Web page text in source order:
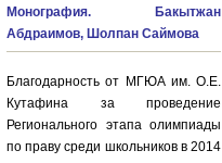
Монография. Бакытжан
Абдраимов, Шолпан Саймова
Благодарность от МГЮА им. О.Е.
Кутафина за проведение
Регионального этапа олимпиады
по праву среди школьников в 2014